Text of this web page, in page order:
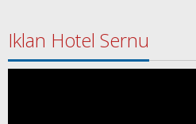
Iklan Hotel Sernu